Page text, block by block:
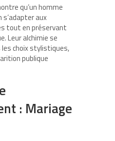
qu’un homme
aux
tout en préservant
Leur alchimie se
choix stylistiques,
publique
: Mariage